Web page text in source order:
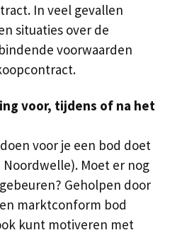
In veel gevallen
situaties over de
voorwaarden
voor, tijdens of na het
voor je een bod doet
Noordwelle). Moet er nog
Geholpen door
marktconform bod
kunt motiveren met